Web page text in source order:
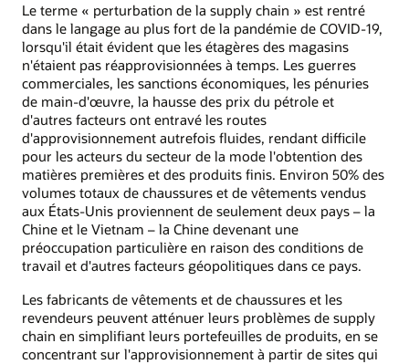
Le terme « perturbation de la supply chain » est rentré
dans le langage au plus fort de la pandémie de COVID-19,
lorsqu'il était évident que les étagères des magasins
n'étaient pas réapprovisionnées à temps. Les guerres
commerciales, les sanctions économiques, les pénuries
de main-d'œuvre, la hausse des prix du pétrole et
d'autres facteurs ont entravé les routes
d'approvisionnement autrefois fluides, rendant difficile
pour les acteurs du secteur de la mode l'obtention des
matières premières et des produits finis. Environ 50% des
volumes totaux de chaussures et de vêtements vendus
aux États-Unis proviennent de seulement deux pays – la
Chine et le Vietnam – la Chine devenant une
préoccupation particulière en raison des conditions de
travail et d'autres facteurs géopolitiques dans ce pays.
Les fabricants de vêtements et de chaussures et les
revendeurs peuvent atténuer leurs problèmes de supply
chain en simplifiant leurs portefeuilles de produits, en se
concentrant sur l'approvisionnement à partir de sites qui